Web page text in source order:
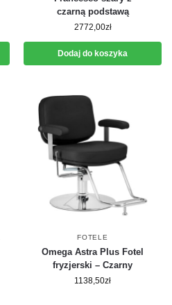
czarną podstawą
2772,00zł
Dodaj do koszyka
FOTELE
Omega Astra Plus Fotel
fryzjerski – Czarny
1138,50zł